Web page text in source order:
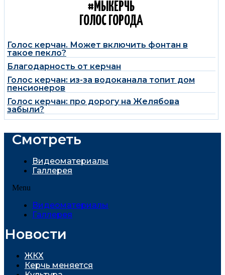
#МЫКЕРЧЬ
ГОЛОС ГОРОДА
Голос керчан. Может включить фонтан в
такое пекло?
Благодарность от керчан
Голос керчан: из-за водоканала топит дом
пенсионеров
Голос керчан: про дорогу на Желябова
забыли?
Смотреть
Видеоматериалы
Галлерея
Menu
Видеоматериалы
Галлерея
Новости
ЖКХ
Керчь меняется